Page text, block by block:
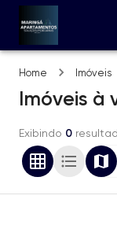
Home Imóveis
Imóveis à
Exibindo 0